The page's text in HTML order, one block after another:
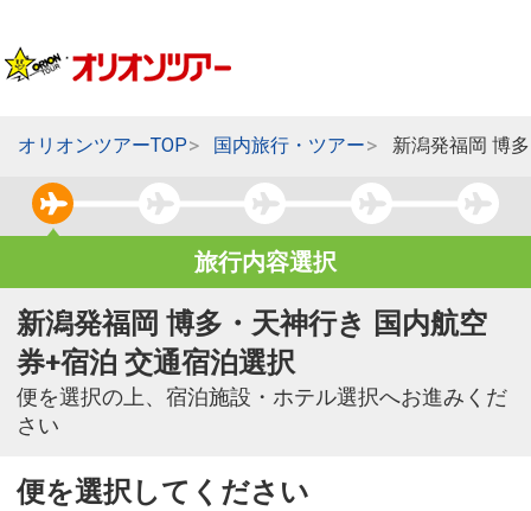
オリオンツアーTOP 国内旅行・ツアー 新潟発福岡 博
旅行内容選択
新潟発福岡 博多・天神行き 国内航空
券+宿泊 交通宿泊選択
便を選択の上、宿泊施設・ホテル選択へお進みくだ
さい
便を選択してください